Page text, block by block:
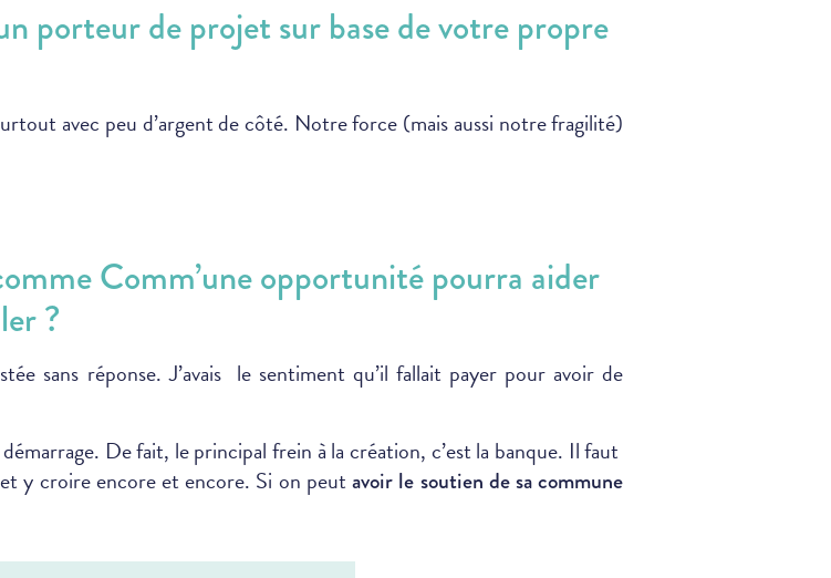
porteur de projet sur base de votre propre
avec peu d’argent de côté. Notre force (mais aussi notre fragilité)
Comm’une opportunité pourra aider
?
sans réponse. J’avais le sentiment qu’il fallait payer pour avoir de
De fait, le principal frein à la création, c’est la banque. Il faut
et y croire encore et encore. Si on peutavoir le soutien de sa commune